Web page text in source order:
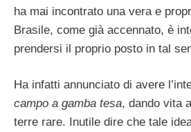
ha mai incontrato una vera e
Brasile, come già accennato, è
prendersi il proprio posto in tal
Ha infatti annunciato di avere
campo a gamba tesa, dando vita
terre rare. Inutile dire che tale